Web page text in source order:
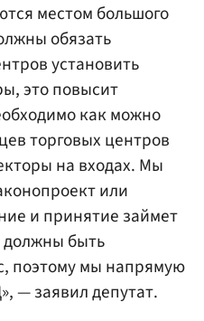
местом большого
обязать
установить
это повысит
как можно
торговых центров
на входах. Мы
или
и принятие займет
быть
поэтому мы напрямую
— заявил депутат.